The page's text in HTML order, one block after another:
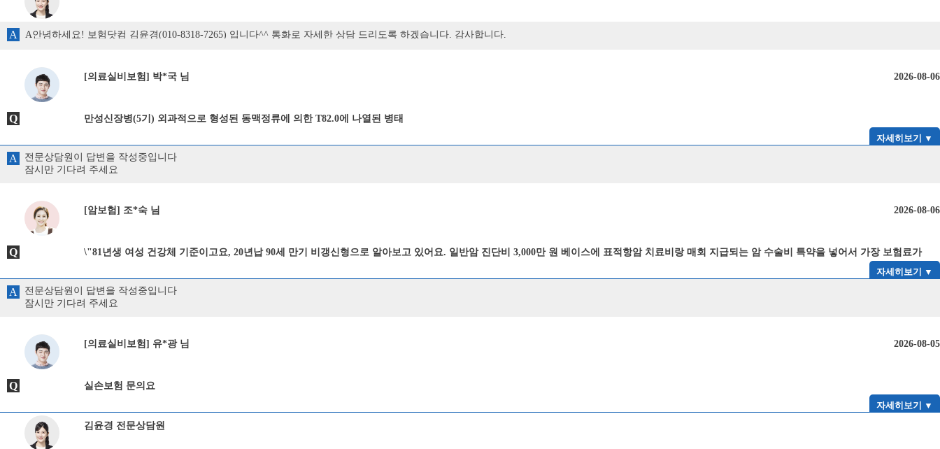
A A안녕하세요! 보험닷컴 김윤경(010-8318-7265) 입니다^^ 통화로 자세한 상담 드리도록 하겠습니다. 감사합니다.
[의료실비보험] 박*국 님 2026-08-06
Q
만성신장병(5기) 외과적으로 형성된 동맥정류에 의한 T82.0에 나열된 병태
자세히보기 ▼
A
전문상담원이 답변을 작성중입니다
잠시만 기다려 주세요
[암보험] 조*숙 님 2026-08-06
Q
\"81년생 여성 건강체 기준이고요, 20년납 90세 만기 비갱신형으로 알아보고 있어요. 일반암 진단비 3,000만 원 베이스에 표적항암 치료비랑 매회 지급되는 암 수술비 특약을 넣어서 가장 보험료가
자세히보기 ▼
A
전문상담원이 답변을 작성중입니다
잠시만 기다려 주세요
[의료실비보험] 유*광 님 2026-08-05
Q
실손보험 문의요
자세히보기 ▼
김윤경 전문상담원